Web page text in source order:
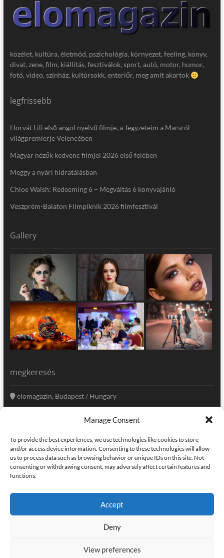
Manage Consent
To provide the best experiences, we use technologies like cookies to store
and/or access device information. Consenting to these technologies will allow
us to process data such as browsing behavior or unique IDs on this site. Not
consenting or withdrawing consent, may adversely affect certain features and
functions.
Accept
Deny
View preferences
közélet, kultúra, életmód, pszichológia, környezet, feeling, könyv,
divat, zene, film, kiállítás, fesztiválok, sport, autó, motor, humor,
fotó, video, színház, kultúrsokk, enteriőr, meg amit akartok
legfrissebb
Horvát Lili első angol nyelvű filmje, a Jegyzeteim a Marsról
világpremierje Velencében
Magyar nézők kedvenc filmjei 2026 első felében
Meggy a nyári hidratálásban
Chloe Walsh: Redeeming 6 – Megváltás 6 könyvajánló
Veszprém-Balaton Filmpiknik 2026 filmfesztivál
Gallery
megkeresés
elomagazin, Budapest / Hungary
szerkesztoseg@elomagazin.com
elomagazin
home adatvédelem impresszum kapcsolat
| © copyright, all right reserved